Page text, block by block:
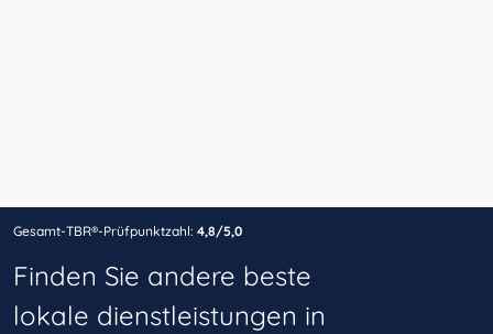
Gesamt-TBR®-Prüfpunktzahl: 4,8/5,0
Finden Sie andere beste
lokale dienstleistungen in